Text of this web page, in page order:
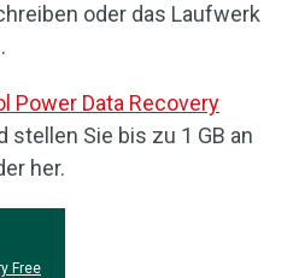
oder das Laufwerk
Power Data Recovery
stellen Sie bis zu 1 GB an
her.
Free